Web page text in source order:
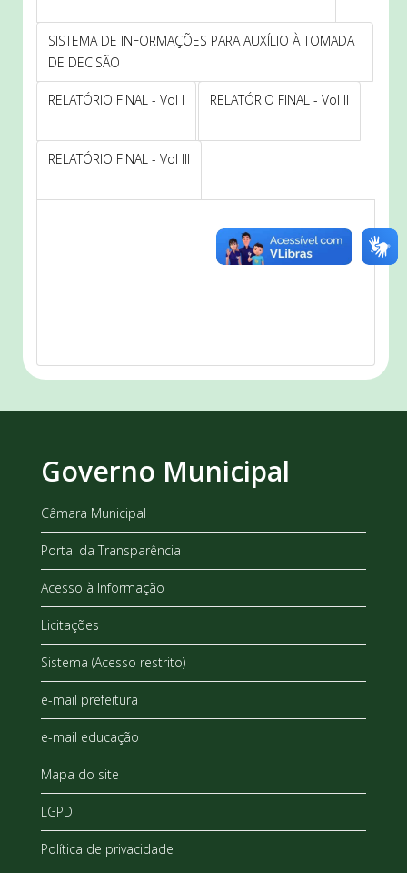
SISTEMA DE INFORMAÇÕES PARA AUXÍLIO À TOMADA
DE DECISÃO
RELATÓRIO FINAL - Vol I RELATÓRIO FINAL - Vol II
RELATÓRIO FINAL - Vol III
Governo Municipal
Câmara Municipal
Portal da Transparência
Acesso à Informação
Licitações
Sistema (Acesso restrito)
e-mail prefeitura
e-mail educação
Mapa do site
LGPD
Política de privacidade